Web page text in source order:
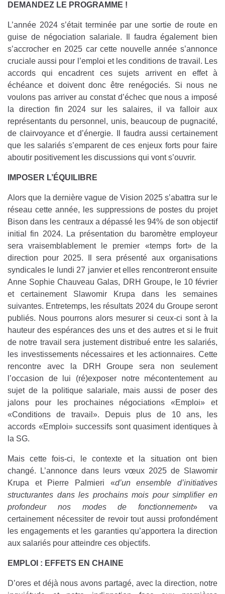
DEMANDEZ LE PROGRAMME !
L’année 2024 s’était terminée par une sortie de route en
guise de négociation salariale. Il faudra également bien
s’accrocher en 2025 car cette nouvelle année s’annonce
cruciale aussi pour l’emploi et les conditions de travail. Les
accords qui encadrent ces sujets arrivent en effet à
échéance et doivent donc être renégociés. Si nous ne
voulons pas arriver au constat d’échec que nous a imposé
la direction fin 2024 sur les salaires, il va falloir aux
représentants du personnel, unis, beaucoup de pugnacité,
de clairvoyance et d’énergie. Il faudra aussi certainement
que les salariés s’emparent de ces enjeux forts pour faire
aboutir positivement les discussions qui vont s’ouvrir.
IMPOSER L’ÉQUILIBRE
Alors que la dernière vague de Vision 2025 s’abattra sur le
réseau cette année, les suppressions de postes du projet
Bison dans les centraux a dépassé les 94% de son objectif
initial fin 2024. La présentation du baromètre employeur
sera vraisemblablement le premier «temps fort» de la
direction pour 2025. Il sera présenté aux organisations
syndicales le lundi 27 janvier et elles rencontreront ensuite
Anne Sophie Chauveau Galas, DRH Groupe, le 10 février
et certainement Slawomir Krupa dans les semaines
suivantes. Entretemps, les résultats 2024 du Groupe seront
publiés. Nous pourrons alors mesurer si ceux-ci sont à la
hauteur des espérances des uns et des autres et si le fruit
de notre travail sera justement distribué entre les salariés,
les investissements nécessaires et les actionnaires. Cette
rencontre avec la DRH Groupe sera non seulement
l’occasion de lui (ré)exposer notre mécontentement au
sujet de la politique salariale, mais aussi de poser des
jalons pour les prochaines négociations «Emploi» et
«Conditions de travail». Depuis plus de 10 ans, les
accords «Emploi» successifs sont quasiment identiques à
la SG.
Mais cette fois-ci, le contexte et la situation ont bien
changé. L’annonce dans leurs vœux 2025 de Slawomir
Krupa et Pierre Palmieri «d’un ensemble d’initiatives
structurantes dans les prochains mois pour simplifier en
profondeur nos modes de fonctionnement» va
certainement nécessiter de revoir tout aussi profondément
les engagements et les garanties qu’apportera la direction
aux salariés pour atteindre ces objectifs.
EMPLOI : EFFETS EN CHAINE
D’ores et déjà nous avons partagé, avec la direction, notre